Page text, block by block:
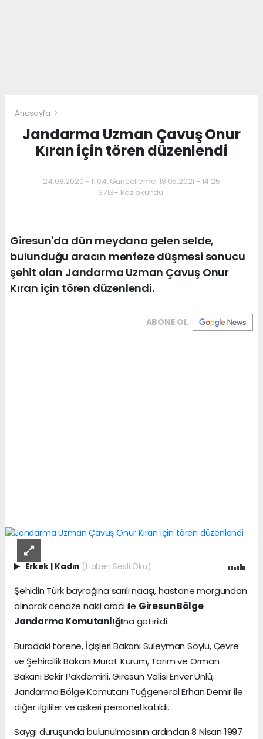
Anasayfa
Jandarma Uzman Çavuş Onur
Kıran için tören düzenlendi
24.08.2020 - 11:04, Güncelleme: 18.05.2021 - 14:25
3713+ kez okundu.
Giresun'da dün meydana gelen selde,
bulunduğu aracın menfeze düşmesi sonucu
şehit olan Jandarma Uzman Çavuş Onur
Kıran için tören düzenlendi.
ABONE OL
Erkek Kadın (Haberi Sesli Oku)
Şehidin Türk bayrağına sarılı naaşı, hastane morgundan
alınarak cenaze nakil aracı ile Giresun Bölge
Jandarma Komutanlığına getirildi.
Buradaki törene, İçişleri Bakanı Süleyman Soylu, Çevre
ve Şehircilik Bakanı Murat Kurum, Tarım ve Orman
Bakanı Bekir Pakdemirli, Giresun Valisi Enver Ünlü,
Jandarma Bölge Komutanı Tuğgeneral Erhan Demir ile
diğer ilgililer ve askeri personel katıldı.
Saygı duruşunda bulunulmasının ardından 8 Nisan 1997